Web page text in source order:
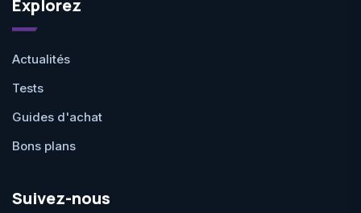
Explorez
Actualités
Tests
Guides d'achat
Bons plans
Suivez-nous